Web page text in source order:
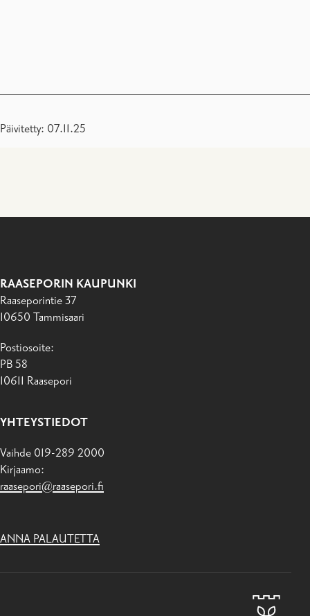
Päivitetty: 07.11.25
RAASEPORIN KAUPUNKI
Raaseporintie 37
10650 Tammisaari
Postiosoite:
PB 58
10611 Raasepori
YHTEYSTIEDOT
Vaihde 019-289 2000
Kirjaamo:
raasepori@raasepori.fi
ANNA PALAUTETTA